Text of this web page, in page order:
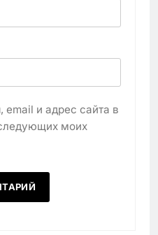
email и адрес сайта в
моих